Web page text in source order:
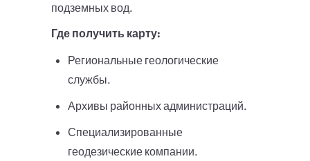
подземных вод.
Где получить карту:
Региональные геологические
службы.
Архивы районных администраций.
Специализированные
геодезические компании.